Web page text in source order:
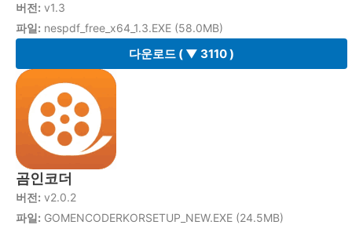
버전: v1.3
파일: nespdf_free_x64_1.3.EXE (58.0MB)
다운로드 ( ▼ 3110 )
곰인코더
버전: v2.0.2
파일: GOMENCODERKORSETUP_NEW.EXE (24.5MB)